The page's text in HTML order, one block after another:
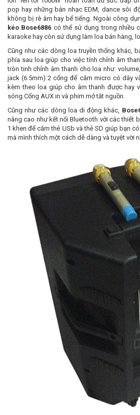
pop hay những bản nhạc EDM, dance sôi
không bị rè âm hay bể tiếng. Ngoài công
kéo Bose6886 có thể sử dụng trong nhiều
karaoke hay còn sử dụng làm loa bán hàng,
Cũng như các dòng loa truyền thống khác,
phía sau loa giúp cho việc tính chỉnh âm
tròn tinh chỉnh âm thanh cho loa như:
jack (6.5mm) 2 cổng để cắm micro có dây
kèm theo loa giúp cho âm thanh được hay
sóng.Cổng AUX in và phim mở tắt nguồn.
Cũng như các dòng loa di động khác,
nâng cao như kết nối Bluetooth với các thiết
1 khen để căm thẻ USb và thẻ SD giúp bạn
mà mình thích một cách dễ dàng và tuyệt vời